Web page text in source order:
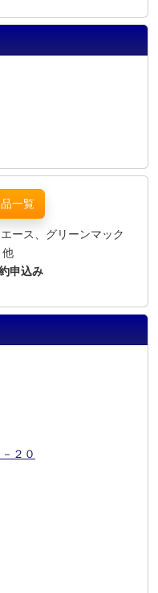
一覧
ース、グリーンマック
申込み
２０